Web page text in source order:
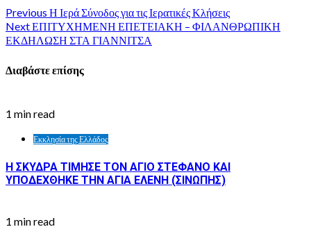
Previous Η Ιερά Σύνοδος για τις Ιερατικές Κλήσεις
NextΕΠΙΤΥΧΗΜΕΝΗ ΕΠΕΤΕΙΑΚΗ – ΦΙΛΑΝΘΡΩΠΙΚΗ
ΕΚΔΗΛΩΣΗ ΣΤΑ ΓΙΑΝΝΙΤΣΑ
Διαβάστε επίσης
1 min read
Εκκλησία της Ελλάδος
Η ΣΚΥΔΡΑ ΤΙΜΗΣΕ ΤΟΝ ΑΓΙΟ ΣΤΕΦΑΝΟ ΚΑΙ
ΥΠΟΔΕΧΘΗΚΕ ΤΗΝ ΑΓΙΑ ΕΛΕΝΗ (ΣΙΝΩΠΗΣ)
1 min read